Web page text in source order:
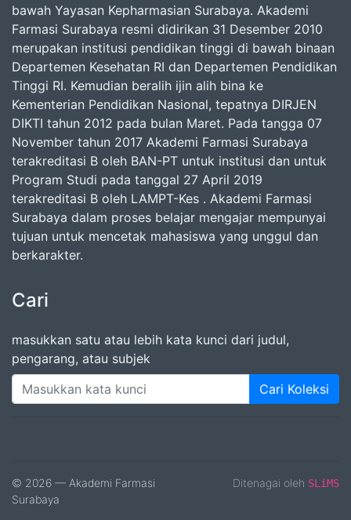
bawah Yayasan Kepharmasian Surabaya. Akademi
Farmasi Surabaya resmi didirikan 31 Desember 2010
merupakan institusi pendidikan tinggi di bawah binaan
Departemen Kesehatan RI dan Departemen Pendidikan
Tinggi RI. Kemudian beralih ijin alih bina ke
Kementerian Pendidikan Nasional, tepatnya DIRJEN
DIKTI tahun 2012 pada bulan Maret. Pada tangga 07
November tahun 2017 Akademi Farmasi Surabaya
terakreditasi B oleh BAN-PT untuk institusi dan untuk
Program Studi pada tanggal 27 April 2019
terakreditasi B oleh LAMPT-Kes . Akademi Farmasi
Surabaya dalam proses belajar mengajar mempunyai
tujuan untuk mencetak mahasiswa yang unggul dan
berkarakter.
Cari
masukkan satu atau lebih kata kunci dari judul,
pengarang, atau subjek
Cari Koleksi
© 2026 — Akademi Farmasi
Surabaya
Ditenagai oleh SLiMS